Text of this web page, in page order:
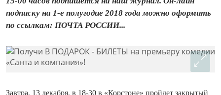
подписку на 1-е полугодие 2018 года можно оформить
по ссылкам: ПОЧТА РОССИИ...
Завтра, 13 декабря, в 18-30 в «Корстоне» пройдет закрытый